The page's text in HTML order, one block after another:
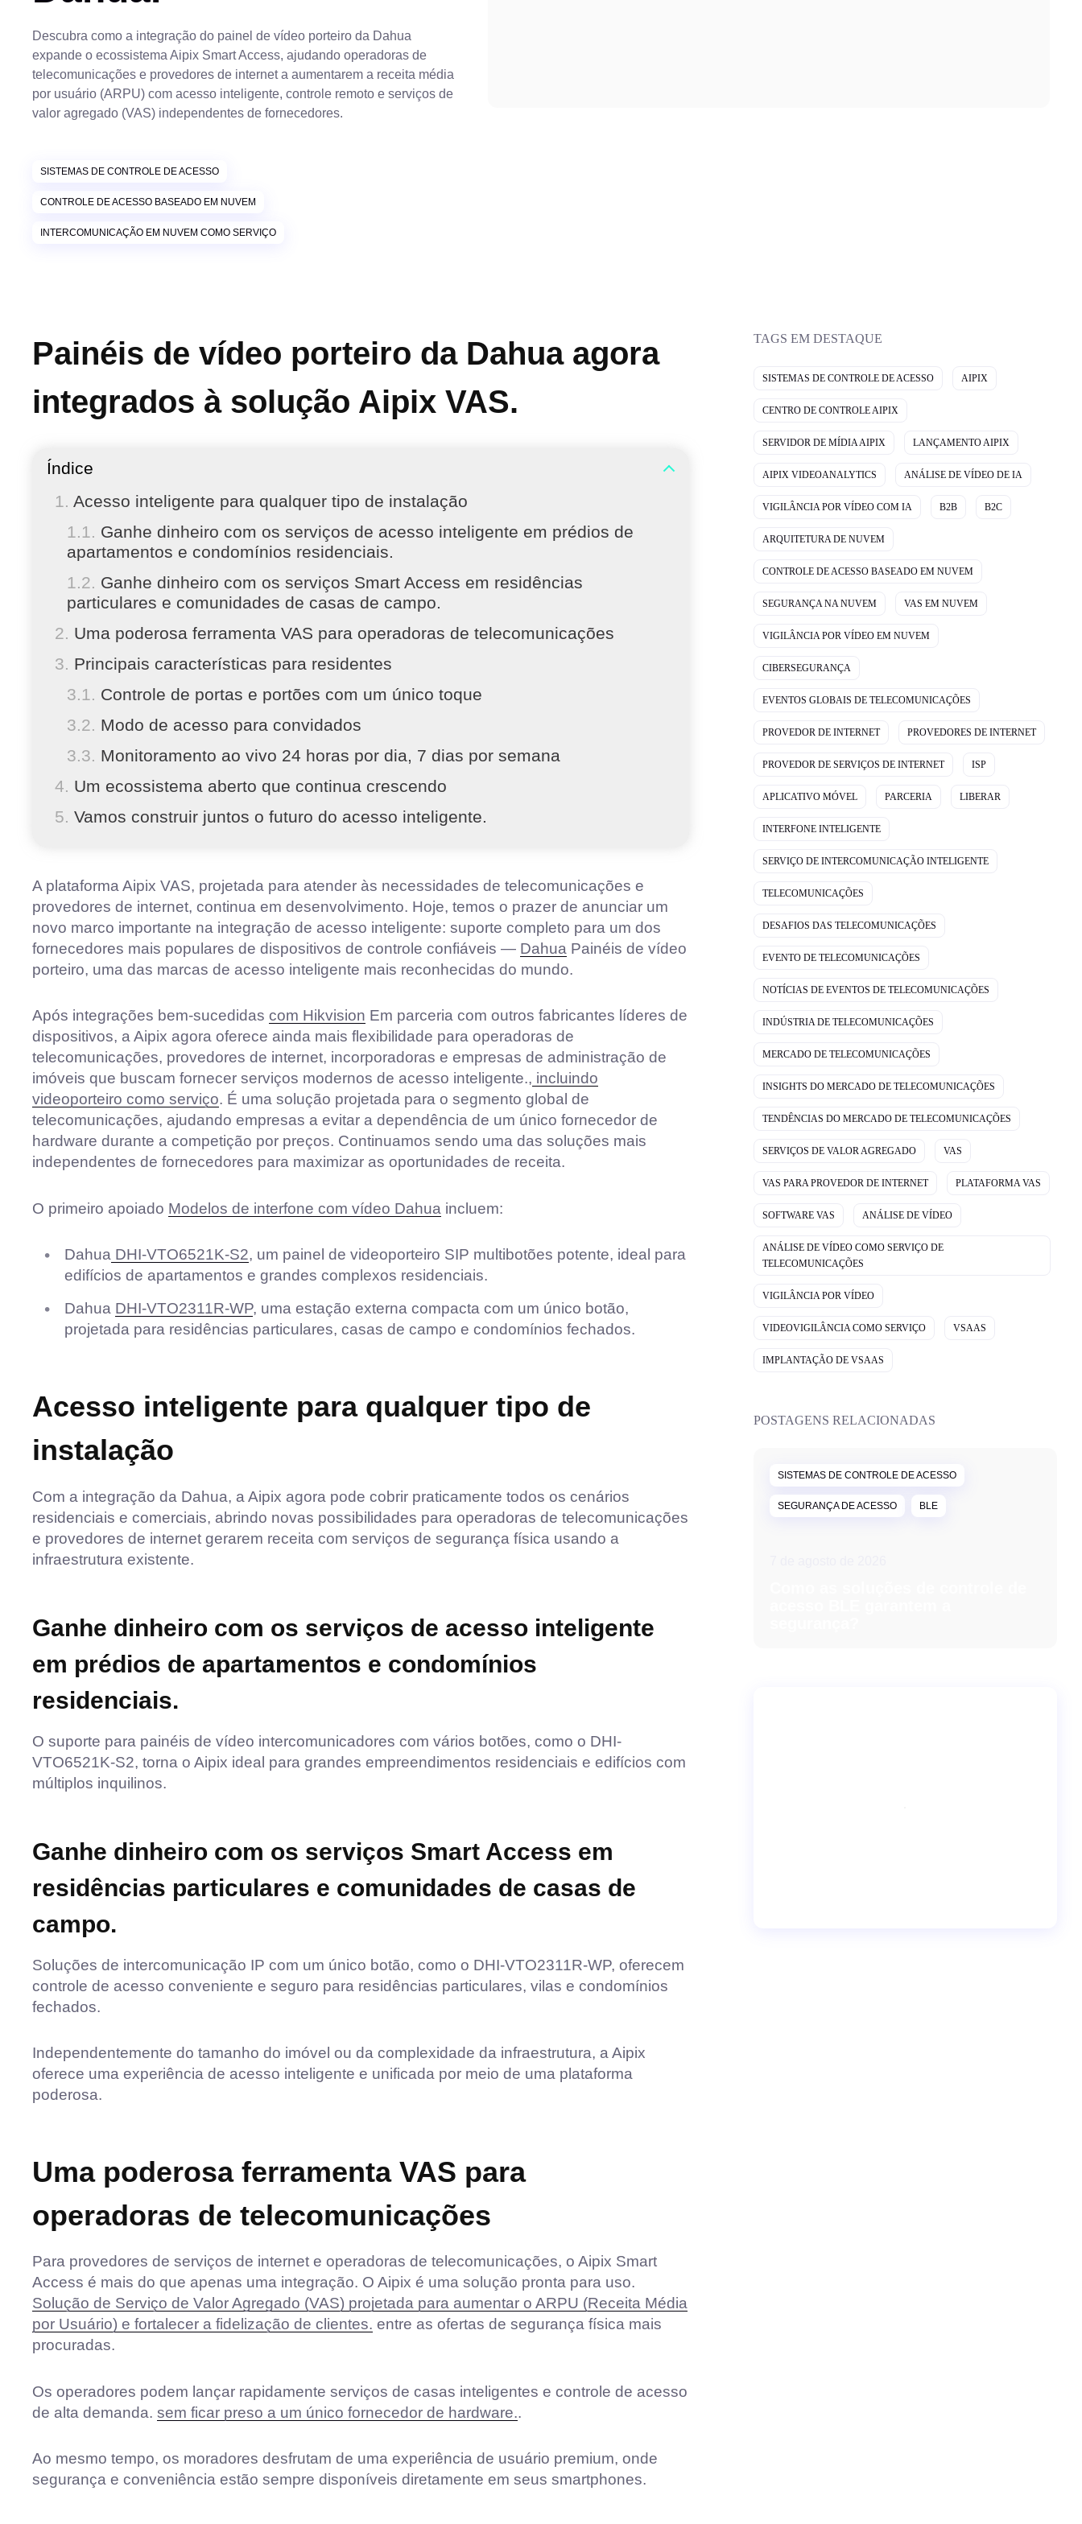
Descubra como a integração do painel de vídeo porteiro da Dahua
expande o ecossistema Aipix Smart Access, ajudando operadoras de
telecomunicações e provedores de internet a aumentarem a receita média
por usuário (ARPU) com acesso inteligente, controle remoto e serviços de
valor agregado (VAS) independentes de fornecedores.
SISTEMAS DE CONTROLE DE ACESSO
CONTROLE DE ACESSO BASEADO EM NUVEM
INTERCOMUNICAÇÃO EM NUVEM COMO SERVIÇO
Painéis de vídeo porteiro da Dahua agora
integrados à solução Aipix VAS.
Índice
Acesso inteligente para qualquer tipo de instalação
Ganhe dinheiro com os serviços de acesso inteligente em prédios de
apartamentos e condomínios residenciais.
Ganhe dinheiro com os serviços Smart Access em residências
particulares e comunidades de casas de campo.
Uma poderosa ferramenta VAS para operadoras de telecomunicações
Principais características para residentes
Controle de portas e portões com um único toque
Modo de acesso para convidados
Monitoramento ao vivo 24 horas por dia, 7 dias por semana
Um ecossistema aberto que continua crescendo
Vamos construir juntos o futuro do acesso inteligente.
A plataforma Aipix VAS, projetada para atender às necessidades de telecomunicações e
provedores de internet, continua em desenvolvimento. Hoje, temos o prazer de anunciar um
novo marco importante na integração de acesso inteligente: suporte completo para um dos
fornecedores mais populares de dispositivos de controle confiáveis — Dahua Painéis de vídeo
porteiro, uma das marcas de acesso inteligente mais reconhecidas do mundo.
Após integrações bem-sucedidas com Hikvision Em parceria com outros fabricantes líderes de
dispositivos, a Aipix agora oferece ainda mais flexibilidade para operadoras de
telecomunicações, provedores de internet, incorporadoras e empresas de administração de
imóveis que buscam fornecer serviços modernos de acesso inteligente., incluindo
videoporteiro como serviço. É uma solução projetada para o segmento global de
telecomunicações, ajudando empresas a evitar a dependência de um único fornecedor de
hardware durante a competição por preços. Continuamos sendo uma das soluções mais
independentes de fornecedores para maximizar as oportunidades de receita.
O primeiro apoiado Modelos de interfone com vídeo Dahua incluem:
Dahua DHI-VTO6521K-S2, um painel de videoporteiro SIP multibotões potente, ideal para
edifícios de apartamentos e grandes complexos residenciais.
Dahua DHI-VTO2311R-WP, uma estação externa compacta com um único botão,
projetada para residências particulares, casas de campo e condomínios fechados.
Acesso inteligente para qualquer tipo de
instalação
Com a integração da Dahua, a Aipix agora pode cobrir praticamente todos os cenários
residenciais e comerciais, abrindo novas possibilidades para operadoras de telecomunicações
e provedores de internet gerarem receita com serviços de segurança física usando a
infraestrutura existente.
Ganhe dinheiro com os serviços de acesso inteligente
em prédios de apartamentos e condomínios
residenciais.
O suporte para painéis de vídeo intercomunicadores com vários botões, como o DHI-
VTO6521K-S2, torna o Aipix ideal para grandes empreendimentos residenciais e edifícios com
múltiplos inquilinos.
Ganhe dinheiro com os serviços Smart Access em
residências particulares e comunidades de casas de
campo.
Soluções de intercomunicação IP com um único botão, como o DHI-VTO2311R-WP, oferecem
controle de acesso conveniente e seguro para residências particulares, vilas e condomínios
fechados.
Independentemente do tamanho do imóvel ou da complexidade da infraestrutura, a Aipix
oferece uma experiência de acesso inteligente e unificada por meio de uma plataforma
poderosa.
Uma poderosa ferramenta VAS para
operadoras de telecomunicações
Para provedores de serviços de internet e operadoras de telecomunicações, o Aipix Smart
Access é mais do que apenas uma integração. O Aipix é uma solução pronta para uso.
Solução de Serviço de Valor Agregado (VAS) projetada para aumentar o ARPU (Receita Média
por Usuário) e fortalecer a fidelização de clientes. entre as ofertas de segurança física mais
procuradas.
Os operadores podem lançar rapidamente serviços de casas inteligentes e controle de acesso
de alta demanda. sem ficar preso a um único fornecedor de hardware..
Ao mesmo tempo, os moradores desfrutam de uma experiência de usuário premium, onde
segurança e conveniência estão sempre disponíveis diretamente em seus smartphones.
TAGS EM DESTAQUE
SISTEMAS DE CONTROLE DE ACESSO AIPIX
CENTRO DE CONTROLE AIPIX
SERVIDOR DE MÍDIA AIPIX LANÇAMENTO AIPIX
AIPIX VIDEOANALYTICS ANÁLISE DE VÍDEO DE IA
VIGILÂNCIA POR VÍDEO COM IA B2B B2C
ARQUITETURA DE NUVEM
CONTROLE DE ACESSO BASEADO EM NUVEM
SEGURANÇA NA NUVEM VAS EM NUVEM
VIGILÂNCIA POR VÍDEO EM NUVEM
CIBERSEGURANÇA
EVENTOS GLOBAIS DE TELECOMUNICAÇÕES
PROVEDOR DE INTERNET PROVEDORES DE INTERNET
PROVEDOR DE SERVIÇOS DE INTERNET ISP
APLICATIVO MÓVEL PARCERIA LIBERAR
INTERFONE INTELIGENTE
SERVIÇO DE INTERCOMUNICAÇÃO INTELIGENTE
TELECOMUNICAÇÕES
DESAFIOS DAS TELECOMUNICAÇÕES
EVENTO DE TELECOMUNICAÇÕES
NOTÍCIAS DE EVENTOS DE TELECOMUNICAÇÕES
INDÚSTRIA DE TELECOMUNICAÇÕES
MERCADO DE TELECOMUNICAÇÕES
INSIGHTS DO MERCADO DE TELECOMUNICAÇÕES
TENDÊNCIAS DO MERCADO DE TELECOMUNICAÇÕES
SERVIÇOS DE VALOR AGREGADO VAS
VAS PARA PROVEDOR DE INTERNET PLATAFORMA VAS
SOFTWARE VAS ANÁLISE DE VÍDEO
ANÁLISE DE VÍDEO COMO SERVIÇO DE
TELECOMUNICAÇÕES
VIGILÂNCIA POR VÍDEO
VIDEOVIGILÂNCIA COMO SERVIÇO VSAAS
IMPLANTAÇÃO DE VSAAS
POSTAGENS RELACIONADAS
SISTEMAS DE CONTROLE DE ACESSO
SEGURANÇA DE ACESSO BLE